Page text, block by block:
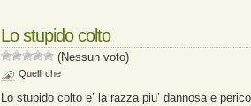
Lo stupido colto
(Nessun voto)
Quelli che
Lo stupido colto e’ la razza piu’ dannosa e